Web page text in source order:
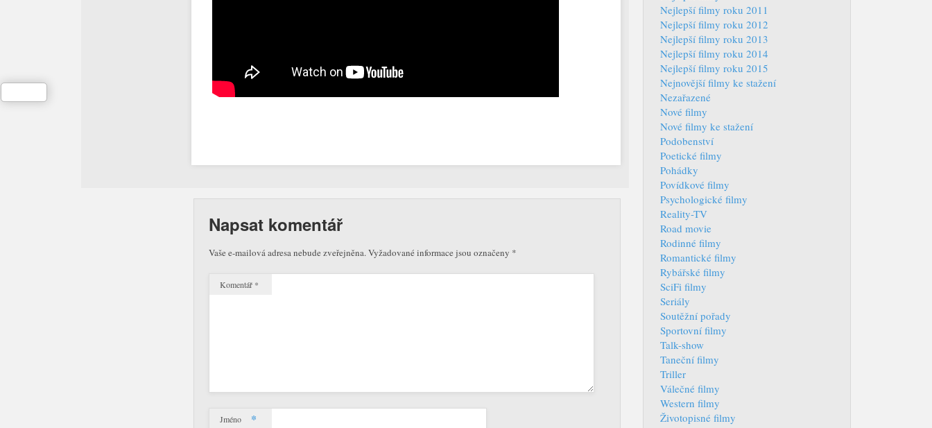
Napsat komentář
Vaše e-mailová adresa nebude zveřejněna.Vyžadované informace jsou označeny *
Komentář *
Jméno *
Nejlepší filmy roku 2011
Nejlepší filmy roku 2012
Nejlepší filmy roku 2013
Nejlepší filmy roku 2014
Nejlepší filmy roku 2015
Nejnovější filmy ke stažení
Nezařazené
Nové filmy
Nové filmy ke stažení
Podobenství
Poetické filmy
Pohádky
Povídkové filmy
Psychologické filmy
Reality-TV
Road movie
Rodinné filmy
Romantické filmy
Rybářské filmy
SciFi filmy
Seriály
Soutěžní pořady
Sportovní filmy
Talk-show
Taneční filmy
Triller
Válečné filmy
Western filmy
Životopisné filmy